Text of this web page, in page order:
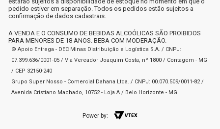
pedido estiver em separação. Todos os pedidos estão sujeitos a
confirmação de dados cadastrais.
A VENDA E O CONSUMO DE BEBIDAS ALCOÓLICAS SÃO PROIBIDOS
PARA MENORES DE 18 ANOS. BEBA COM MODERAÇÃO.
© Apoio Entrega - DEC Minas Distribuição e Logística S.A. / CNPJ:
07.399.636/0001-05 / Via Vereador Joaquim Costa, nº 1800 / Contagem - MG
/ CEP 32150-240
Grupo Super Nosso - Comercial Dahana Ltda. / CNPJ: 00.070.509/0011-82 /
Avenida Cristiano Machado, 10752 - Loja A / Belo Horizonte - MG
Power by: